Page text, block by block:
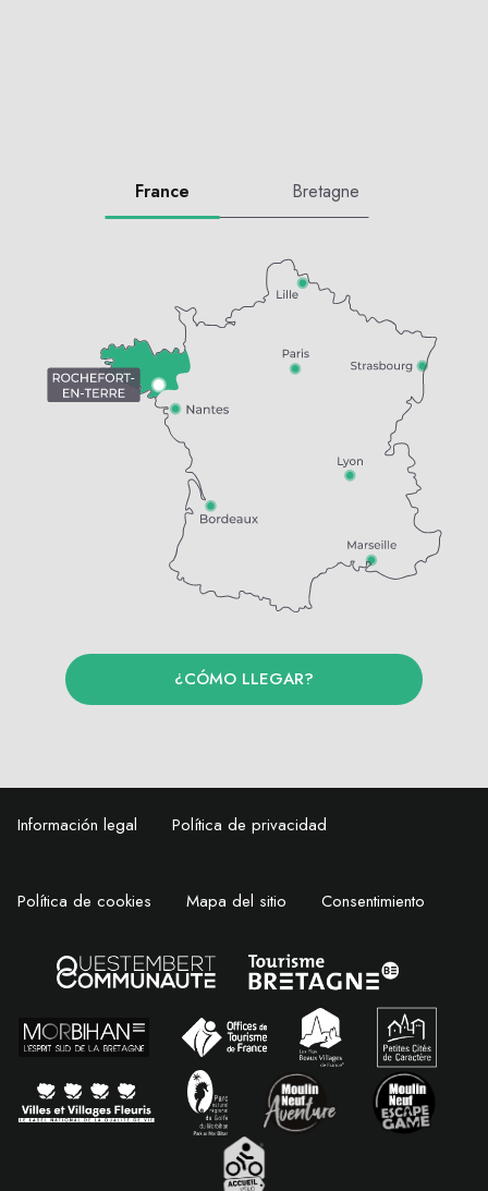
France Bretagne
¿CÓMO LLEGAR?
Información legal Política de privacidad
Política de cookies Mapa del sitio Consentimiento